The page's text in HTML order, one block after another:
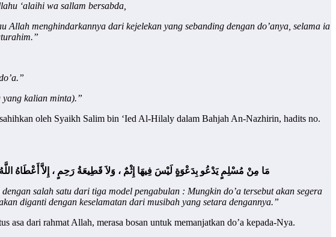
‘alaihi wa sallam bersabda,
Allah menghindarkannya dari kejelekan yang sebanding dengan do’anya, selama ia
kalian minta).”
oleh Syaikh Salim bin ‘Ied Al-Hilaly dalam Bahjah An-Nazhirin, hadits no.
مَا مِنْ مُسْلِمٍ يَدْعُو بِدَعْوَةٍ لَيْسَ فِيهَا إِثْمٌ ، وَلاَ قَطِيعَةُ رَحِمٍ ، إِلاَّ أَعْطَاهُ
salah satu dari tiga model pengabulan : Mungkin do’a tersebut akan segera
diganti dengan keselamatan dari musibah yang setara dengannya.”
dari rahmat Allah, merasa bosan untuk memanjatkan do’a kepada-Nya.